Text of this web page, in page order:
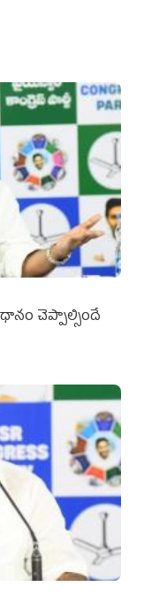
చెప్పాల్సిందే